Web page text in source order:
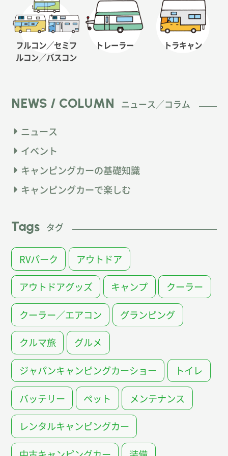
フルコン／セミフ
ルコン／バスコン
トレーラー トラキャン
NEWS / COLUMN ニュース／コラム
ニュース
イベント
キャンピングカーの基礎知識
キャンピングカーで楽しむ
Tags タグ
RVパーク アウトドア
アウトドアグッズ キャンプ クーラー
クーラー／エアコン グランピング
クルマ旅 グルメ
ジャパンキャンピングカーショー トイレ
バッテリー ペット メンテナンス
レンタルキャンピングカー